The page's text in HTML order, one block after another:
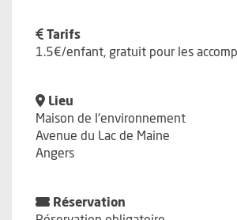
Tarifs
1.5€/enfant, gratuit pour les
Lieu
Maison de l'environnement
Avenue du Lac de Maine
Angers
Réservation